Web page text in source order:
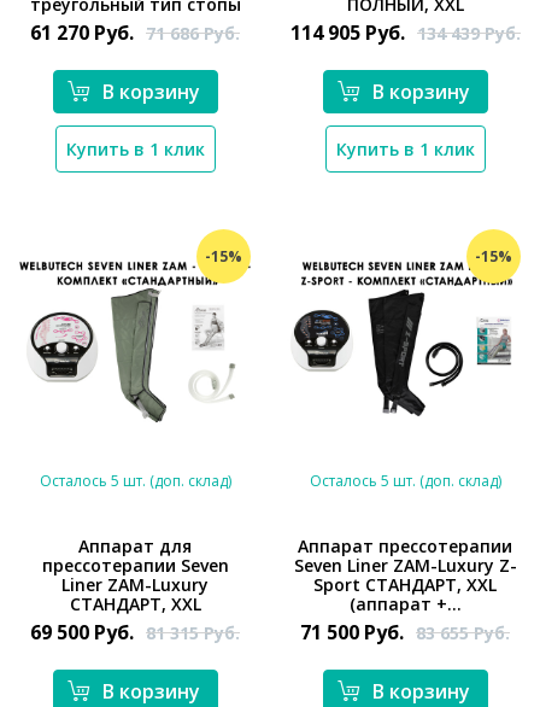
61 270 Руб. 71 686Руб.
В корзину
Купить в 1 клик
114 905 Руб. 134 439Руб.
В корзину
Купить в 1 клик
-15%
*}
Осталось 5 шт. (доп. склад)
Аппарат для
прессотерапии Seven
Liner ZAM-Luxury
СТАНДАРТ, XXL
69 500 Руб. 81 315Руб.
В корзину
-15%
*}
Осталось 5 шт. (доп. склад)
Аппарат прессотерапии
Seven Liner ZAM-Luxury Z-
Sport СТАНДАРТ, XXL
(аппарат +...
71 500 Руб. 83 655Руб.
В корзину